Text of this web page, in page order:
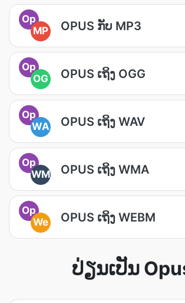
Op
MP
OPUS ກັບ MP3
Op
OG
OPUS ເຖິງ OGG
Op
WA
OPUS ເຖິງ WAV
Op
WM
OPUS ເຖິງ WMA
Op
We
OPUS ເຖິງ WEBM
ປ່ຽນເປັນ